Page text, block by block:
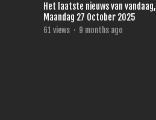
Het laatste nieuws van vandaag,
Maandag 27 October 2025
61 views · 9 months ago